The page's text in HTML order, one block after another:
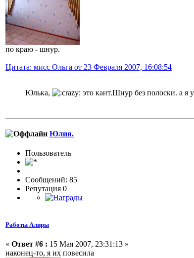
по краю - шнур.
Цитата: мисс Ольга от 23 Февраля 2007, 16:08:54
Юлька, это кант.Шнур без полоски. а
Юлия.
Пользовaтeль
Сообщений: 85
Репутация 0
Работы Алиры
« Ответ #6 : 15 Мая 2007, 23:31:13 »
наконец-то, я их повесила